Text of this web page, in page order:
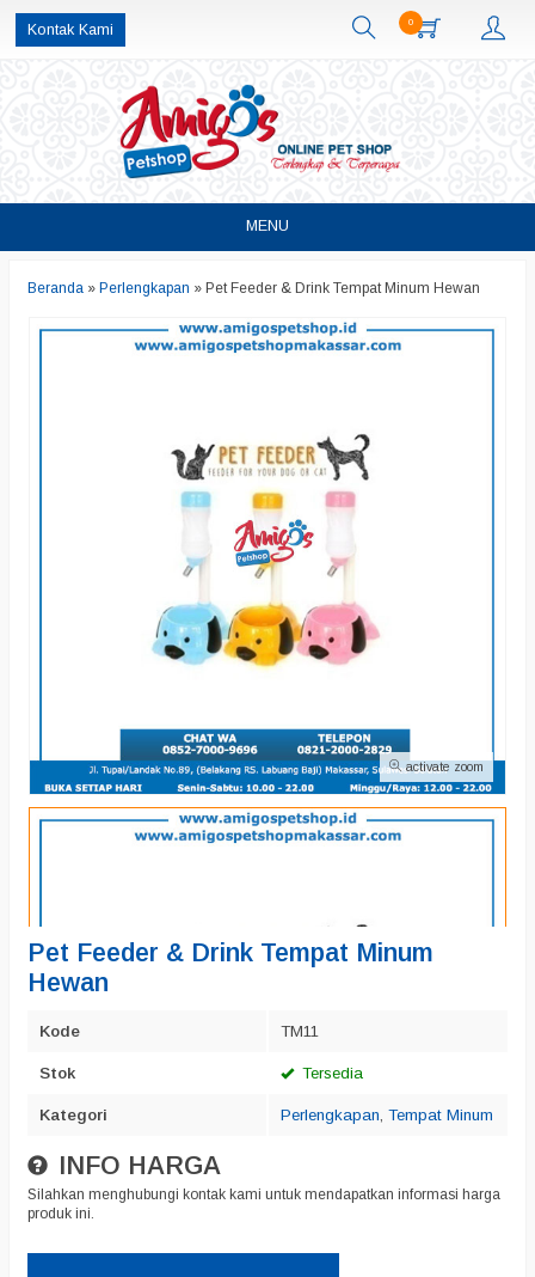
Kontak Kami 0
MENU
Beranda » Perlengkapan » Pet Feeder & Drink Tempat Minum Hewan
activate zoom
Pet Feeder & Drink Tempat Minum
Hewan
Kode TM11
Stok Tersedia
Kategori Perlengkapan, Tempat Minum
INFO HARGA
Silahkan menghubungi kontak kami untuk mendapatkan informasi harga
produk ini.